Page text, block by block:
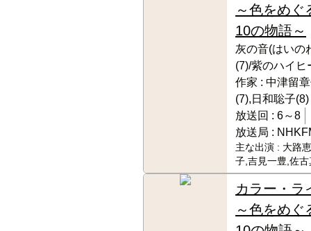
～色をめぐ
10の物語～
灰の音(はいの
(7)/紫のハイヒ
作家 : 中津留
(7),日和聡子(8)
放送回 : 6～8
放送局 :
主な出演 : 大路
子,吉見一豊,佐古
カラー・ラ
～色をめぐ